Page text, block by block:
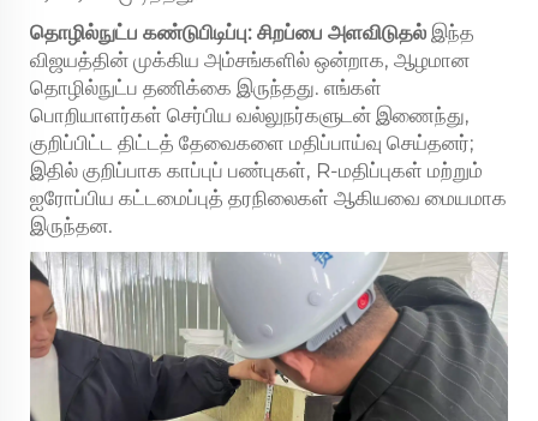
தொழில்நுட்ப கண்டுபிடிப்பு: சிறப்பை அளவிடுதல் இந்த
விஜயத்தின் முக்கிய அம்சங்களில் ஒன்றாக, ஆழமான
தொழில்நுட்ப தணிக்கை இருந்தது. எங்கள்
பொறியாளர்கள் செர்பிய வல்லுநர்களுடன் இணைந்து,
குறிப்பிட்ட திட்டத் தேவைகளை மதிப்பாய்வு செய்தனர்;
இதில் குறிப்பாக காப்புப் பண்புகள், R-மதிப்புகள் மற்றும்
ஐரோப்பிய கட்டமைப்புத் தரநிலைகள் ஆகியவை மையமாக
இருந்தன.